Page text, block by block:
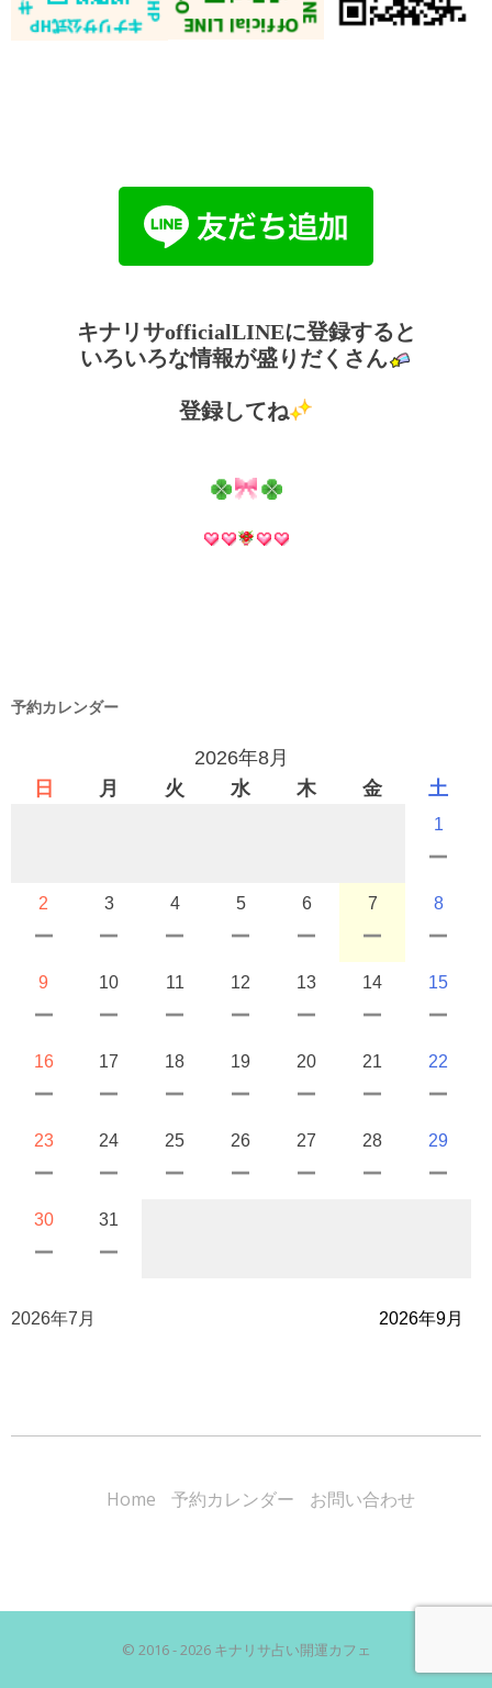
キナリサofficialLINEに登録すると
いろいろな情報が盛りだくさん
登録してね
予約カレンダー
2026年8月
日
月 火 水 木 金 土
1
2 3 4 5 6 7 8
9 10 11 12 13 14 15
16 17 18 19 20 21 22
23 24 25 26 27 28 29
30 31
2026年7月 2026年9月
Home 予約カレンダー お問い合わせ
© 2016 - 2026 キナリサ占い開運カフェ